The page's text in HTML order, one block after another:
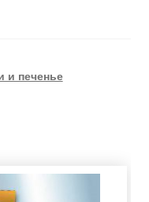
и печенье